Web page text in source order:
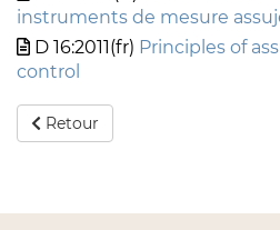
instruments de mesure
D 16:2011(fr) Principles of
control
Retour